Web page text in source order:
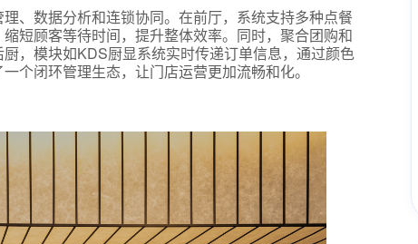
、数据分析和连锁协同。在前厅，系统支持多种点餐
短顾客等待时间，提升整体效率。同时，聚合团购和
，模块如KDS厨显系统实时传递订单信息，通过颜色
个闭环管理生态，让门店运营更加流畅和化。